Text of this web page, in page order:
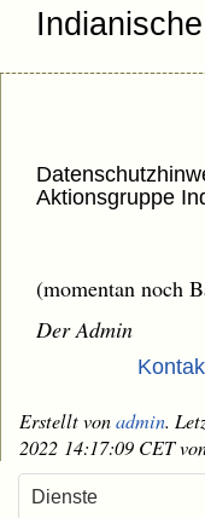
Aktionsgruppe
(momentan noch
Der Admin
Erstellt vonadmin.
2022 14:17:09 CET
Dienste